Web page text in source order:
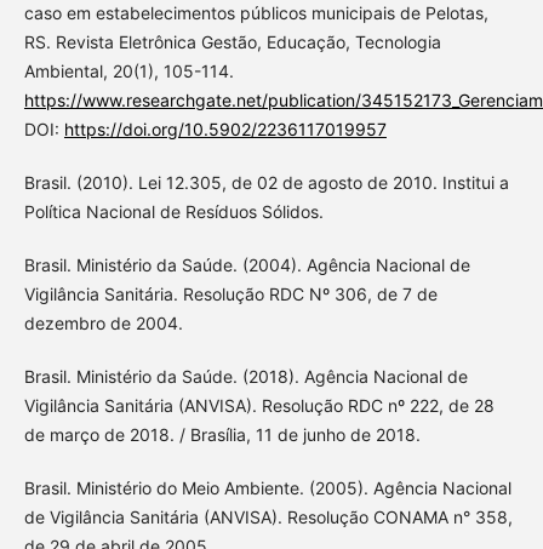
caso em estabelecimentos públicos municipais de Pelotas,
RS. Revista Eletrônica Gestão, Educação, Tecnologia
Ambiental, 20(1), 105-114.
https://www.researchgate.net/publication/
DOI: https://doi.org/10.5902/2236117019957
Brasil. (2010). Lei 12.305, de 02 de agosto de 2010. Institui a
Política Nacional de Resíduos Sólidos.
Brasil. Ministério da Saúde. (2004). Agência Nacional de
Vigilância Sanitária. Resolução RDC Nº 306, de 7 de
dezembro de 2004.
Brasil. Ministério da Saúde. (2018). Agência Nacional de
Vigilância Sanitária (ANVISA). Resolução RDC nº 222, de 28
de março de 2018. / Brasília, 11 de junho de 2018.
Brasil. Ministério do Meio Ambiente. (2005). Agência Nacional
de Vigilância Sanitária (ANVISA). Resolução CONAMA n° 358,